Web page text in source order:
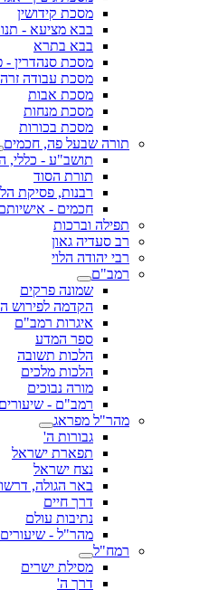
מסכת קידושין
בבא מציעא -
בבא בתרא
מסכת סנהדרין -
מסכת עבודה זרה
מסכת אבות
מסכת מנחות
מסכת בכורות
תורה שבעל פה, חכמים
תושב"ע - כללי,
תורת הסוד
רבנות, פסיקת
חכמים -
תפילה וברכות
רב סעדיה גאון
רבי יהודה הלוי
רמב"ם
שמונה פרקים
הקדמה לפירוש
איגרות רמב"ם
ספר המדע
הלכות תשובה
הלכות מלכים
מורה נבוכים
רמב"ם -
מהר"ל מפראג
גבורות ה'
תפארת ישראל
נצח ישראל
באר הגולה,
דרך חיים
נתיבות עולם
מהר"ל -
רמח"ל
מסילת ישרים
דרך ה'